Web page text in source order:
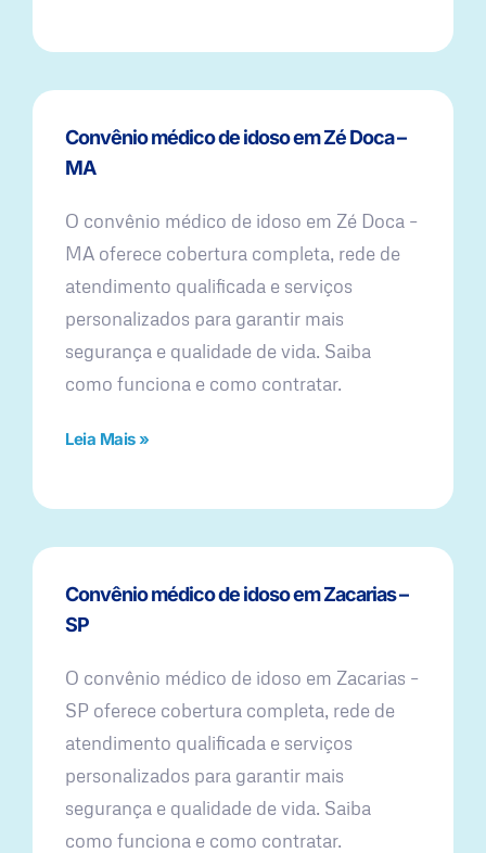
Convênio médico de idoso em Zé Doca –
MA
O convênio médico de idoso em Zé Doca –
MA oferece cobertura completa, rede de
atendimento qualificada e serviços
personalizados para garantir mais
segurança e qualidade de vida. Saiba
como funciona e como contratar.
Leia Mais »
Convênio médico de idoso em Zacarias –
SP
O convênio médico de idoso em Zacarias –
SP oferece cobertura completa, rede de
atendimento qualificada e serviços
personalizados para garantir mais
segurança e qualidade de vida. Saiba
como funciona e como contratar.